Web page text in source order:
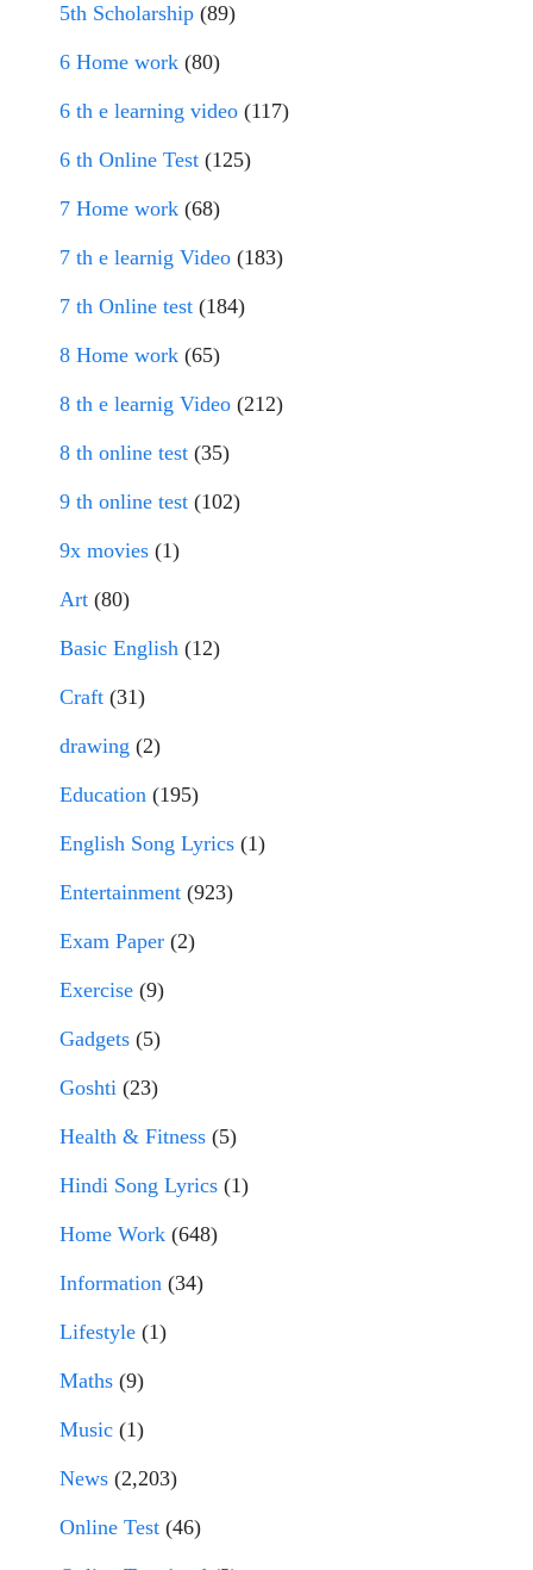
5th Scholarship (89)
6 Home work (80)
6 th e learning video (117)
6 th Online Test (125)
7 Home work (68)
7 th e learnig Video (183)
7 th Online test (184)
8 Home work (65)
8 th e learnig Video (212)
8 th online test (35)
9 th online test (102)
9x movies (1)
Art (80)
Basic English (12)
Craft (31)
drawing (2)
Education (195)
English Song Lyrics (1)
Entertainment (923)
Exam Paper (2)
Exercise (9)
Gadgets (5)
Goshti (23)
Health & Fitness (5)
Hindi Song Lyrics (1)
Home Work (648)
Information (34)
Lifestyle (1)
Maths (9)
Music (1)
News (2,203)
Online Test (46)